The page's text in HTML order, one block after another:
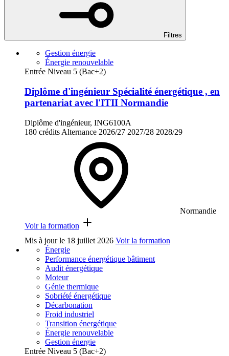
Filtres
Gestion énergie
Énergie renouvelable
Entrée Niveau 5 (Bac+2)
Diplôme d'ingénieur Spécialité énergétique , en
partenariat avec l'ITII Normandie
Diplôme d'ingénieur, ING6100A
180 crédits Alternance 2026/27 2027/28 2028/29
Normandie
Voir la formation
Mis à jour le 18 juillet 2026 Voir la formation
Énergie
Performance énergétique bâtiment
Audit énergétique
Moteur
Génie thermique
Sobriété énergétique
Décarbonation
Froid industriel
Transition énergétique
Énergie renouvelable
Gestion énergie
Entrée Niveau 5 (Bac+2)